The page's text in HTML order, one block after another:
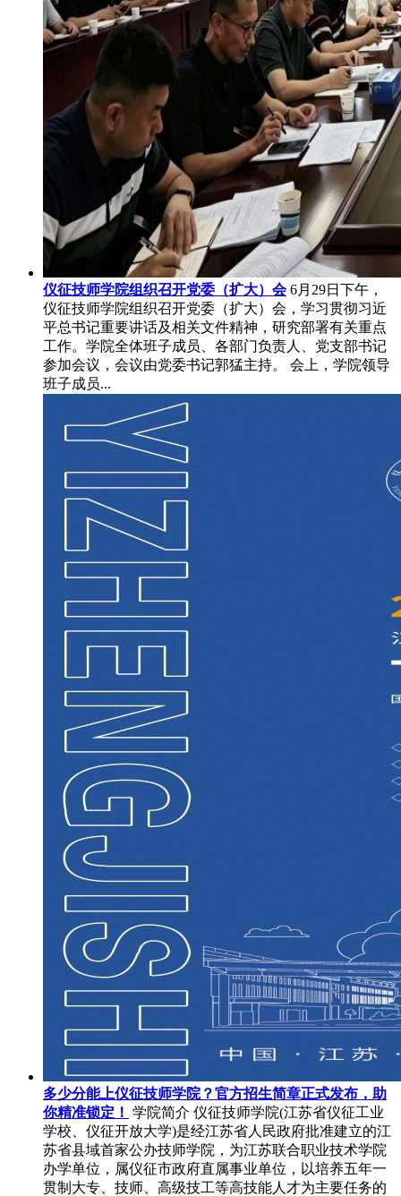
仪征技师学院组织召开党委（扩大）会 6月29日下午，
仪征技师学院组织召开党委（扩大）会，学习贯彻习近
平总书记重要讲话及相关文件精神，研究部署有关重点
工作。学院全体班子成员、各部门负责人、党支部书记
参加会议，会议由党委书记郭猛主持。 会上，学院领导
班子成员...
多少分能上仪征技师学院？官方招生简章正式发布，助
你精准锁定！ 学院简介 仪征技师学院(江苏省仪征工业
学校、仪征开放大学)是经江苏省人民政府批准建立的江
苏省县域首家公办技师学院，为江苏联合职业技术学院
办学单位，属仪征市政府直属事业单位，以培养五年一
贯制大专、技师、高级技工等高技能人才为主要任务的